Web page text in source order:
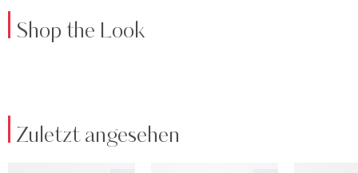
Shop the Look
Zuletzt angesehen